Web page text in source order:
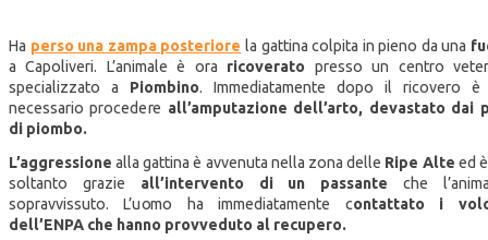
Ha perso una zampa posteriore la gattina colpita in pieno da una
a Capoliveri. L’animale è ora ricoverato presso un centro
specializzato a Piombino. Immediatamente dopo il ricovero è
necessario procedere all’amputazione dell’arto, devastato dai
di piombo.
L’aggressione alla gattina è avvenuta nella zona delle Ripe Alte ed
soltanto grazie all’intervento di un passante che
sopravvissuto. L’uomo ha immediatamente contattato i
dell’ENPA che hanno provveduto al recupero.